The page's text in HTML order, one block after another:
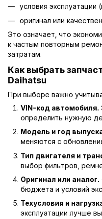
условия эксплуатации
оригинал или
Это означает, что
к частым повторным
затратам.
Как выбрать
Daihatsu
При выборе важно
VIN-код автомобиля.
определить нужную
Модель и год
меняются с
Тип двигателя и
выбор фильтров,
Оригинал или аналог.
бюджета и условий
Техусловия и
эксплуатации лучше